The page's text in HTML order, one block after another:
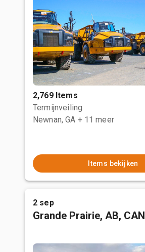
2,769 Items
Termijnveiling
Newnan, GA + 11 meer
Items bekijken
2 sep
Grande Prairie, AB, CAN